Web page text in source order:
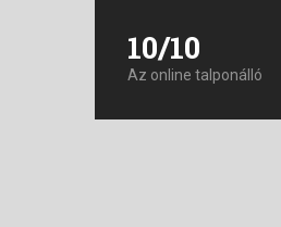
10/10
Az online talponálló